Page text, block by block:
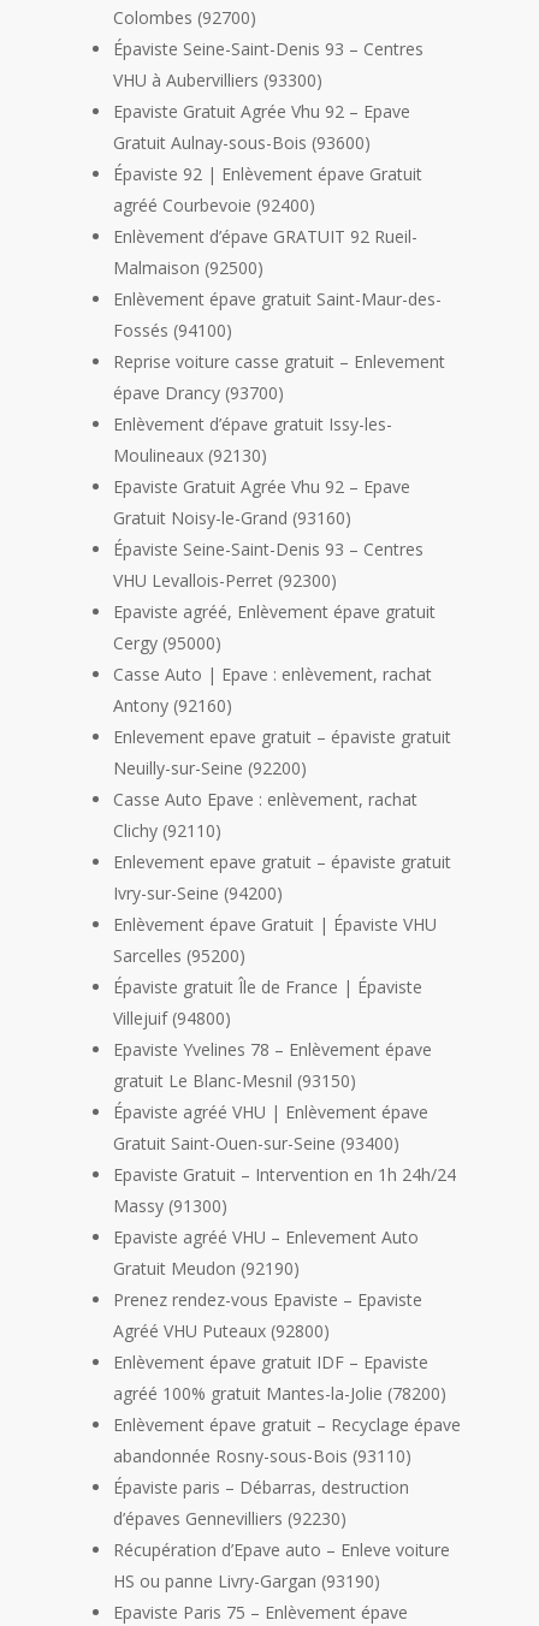
Colombes (92700)
Épaviste Seine-Saint-Denis 93 – Centres
VHU à Aubervilliers (93300)
Epaviste Gratuit Agrée Vhu 92 – Epave
Gratuit Aulnay-sous-Bois (93600)
Épaviste 92 | Enlèvement épave Gratuit
agréé Courbevoie (92400)
Enlèvement d’épave GRATUIT 92 Rueil-
Malmaison (92500)
Enlèvement épave gratuit Saint-Maur-des-
Fossés (94100)
Reprise voiture casse gratuit – Enlevement
épave Drancy (93700)
Enlèvement d’épave gratuit Issy-les-
Moulineaux (92130)
Epaviste Gratuit Agrée Vhu 92 – Epave
Gratuit Noisy-le-Grand (93160)
Épaviste Seine-Saint-Denis 93 – Centres
VHU Levallois-Perret (92300)
Epaviste agréé, Enlèvement épave gratuit
Cergy (95000)
Casse Auto | Epave : enlèvement, rachat
Antony (92160)
Enlevement epave gratuit – épaviste gratuit
Neuilly-sur-Seine (92200)
Casse Auto Epave : enlèvement, rachat
Clichy (92110)
Enlevement epave gratuit – épaviste gratuit
Ivry-sur-Seine (94200)
Enlèvement épave Gratuit | Épaviste VHU
Sarcelles (95200)
Épaviste gratuit Île de France | Épaviste
Villejuif (94800)
Epaviste Yvelines 78 – Enlèvement épave
gratuit Le Blanc-Mesnil (93150)
Épaviste agréé VHU | Enlèvement épave
Gratuit Saint-Ouen-sur-Seine (93400)
Epaviste Gratuit – Intervention en 1h 24h/24
Massy (91300)
Epaviste agréé VHU – Enlevement Auto
Gratuit Meudon (92190)
Prenez rendez-vous Epaviste – Epaviste
Agréé VHU Puteaux (92800)
Enlèvement épave gratuit IDF – Epaviste
agréé 100% gratuit Mantes-la-Jolie (78200)
Enlèvement épave gratuit – Recyclage épave
abandonnée Rosny-sous-Bois (93110)
Épaviste paris – Débarras, destruction
d’épaves Gennevilliers (92230)
Récupération d’Epave auto – Enleve voiture
HS ou panne Livry-Gargan (93190)
Epaviste Paris 75 – Enlèvement épave